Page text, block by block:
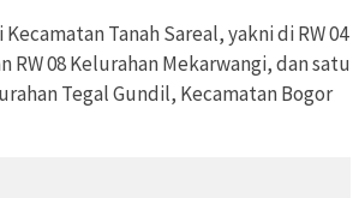
Tanah Sareal, yakni di RW 04
RW 08 Kelurahan Mekarwangi, dan satu
Tegal Gundil, Kecamatan Bogor